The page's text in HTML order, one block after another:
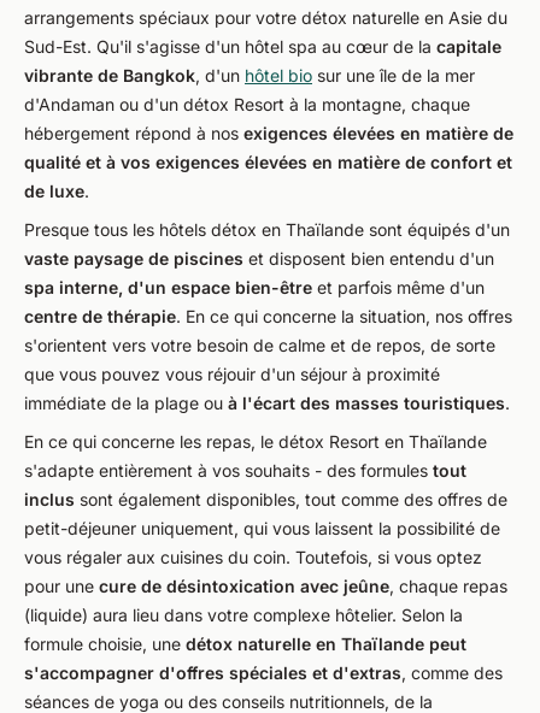
arrangements spéciaux pour votre détox naturelle en Asie du
Sud-Est. Qu'il s'agisse d'un hôtel spa au cœur de la capitale
vibrante de Bangkok, d'un hôtel bio sur une île de la mer
d'Andaman ou d'un détox Resort à la montagne, chaque
hébergement répond à nos exigences élevées en matière de
qualité et à vos exigences élevées en matière de confort et
de luxe.
Presque tous les hôtels détox en Thaïlande sont équipés d'un
vaste paysage de piscines et disposent bien entendu d'un
spa interne, d'un espace bien-être et parfois même d'un
centre de thérapie. En ce qui concerne la situation, nos offres
s'orientent vers votre besoin de calme et de repos, de sorte
que vous pouvez vous réjouir d'un séjour à proximité
immédiate de la plage ou à l'écart des masses touristiques.
En ce qui concerne les repas, le détox Resort en Thaïlande
s'adapte entièrement à vos souhaits - des formules tout
inclus sont également disponibles, tout comme des offres de
petit-déjeuner uniquement, qui vous laissent la possibilité de
vous régaler aux cuisines du coin. Toutefois, si vous optez
pour une cure de désintoxication avec jeûne, chaque repas
(liquide) aura lieu dans votre complexe hôtelier. Selon la
formule choisie, une détox naturelle en Thaïlande peut
s'accompagner d'offres spéciales et d'extras, comme des
séances de yoga ou des conseils nutritionnels, de la